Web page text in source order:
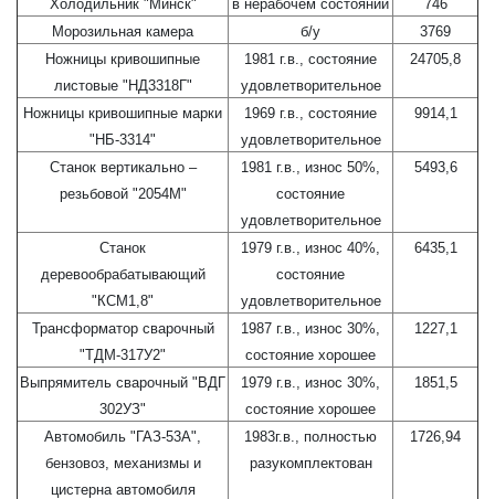
Холодильник "Минск" в нерабочем состоянии
746
Морозильная камера
б/у
3769
Ножницы кривошипные
листовые "НД3318Г"
1981 г.в., состояние
удовлетворительное
24705,8
Ножницы кривошипные марки
"НБ-3314"
1969 г.в., состояние
удовлетворительное
9914,1
Станок вертикально –
резьбовой "2054М"
1981 г.в., износ 50%,
состояние
удовлетворительное
5493,6
Станок
деревообрабатывающий
"КСМ1,8"
1979 г.в., износ 40%,
состояние
удовлетворительное
6435,1
Трансформатор сварочный
"ТДМ-317У2"
1987 г.в., износ 30%,
состояние хорошее
1227,1
Выпрямитель сварочный "ВДГ
302УЗ"
1979 г.в., износ 30%,
состояние хорошее
1851,5
Автомобиль "ГАЗ-53А",
бензовоз, механизмы и
цистерна автомобиля
1983г.в., полностью
разукомплектован
1726,94